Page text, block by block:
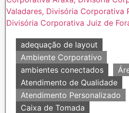
adequação de layout
Ambiente Corporativo
ambientes conectados
Atendimento de Qualidade
Atendimento Personalizado
Caixa de Tomada